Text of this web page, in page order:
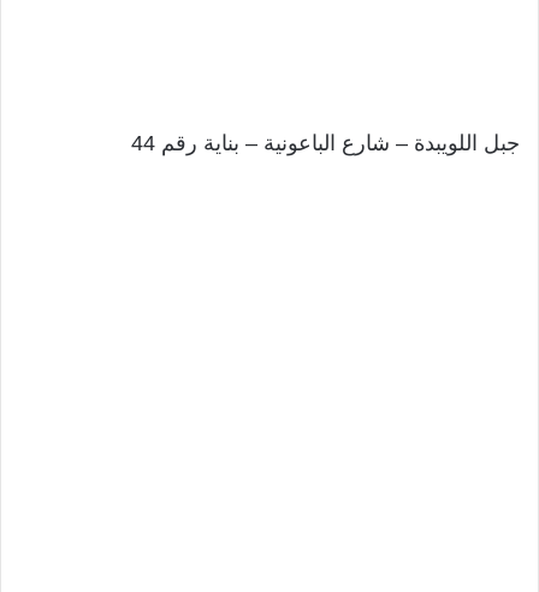
جبل اللويبدة – شارع الباعونية – بناية رقم 44